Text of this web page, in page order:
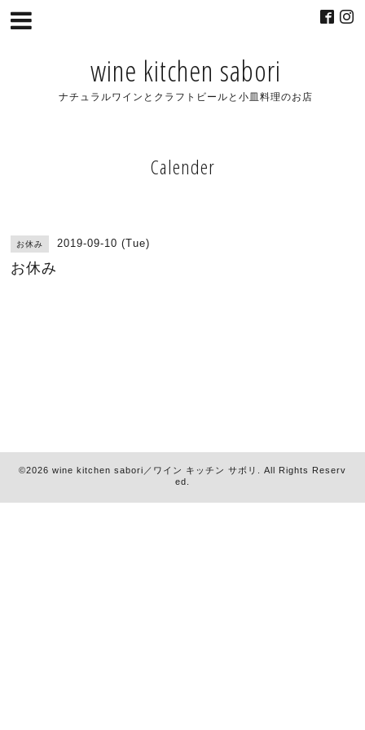
wine kitchen sabori
ナチュラルワインとクラフトビールと小皿料理のお店
Calender
お休み 2019-09-10 (Tue)
お休み
©2026 wine kitchen sabori／ワイン キッチン サボリ
. All Rights Reserv
ed.